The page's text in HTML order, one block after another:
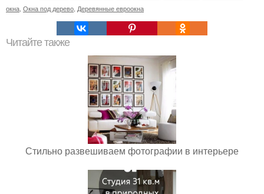
окна, Окна под дерево, Деревянные евроокна
Читайте также
Стильно развешиваем фотографии в интерьере